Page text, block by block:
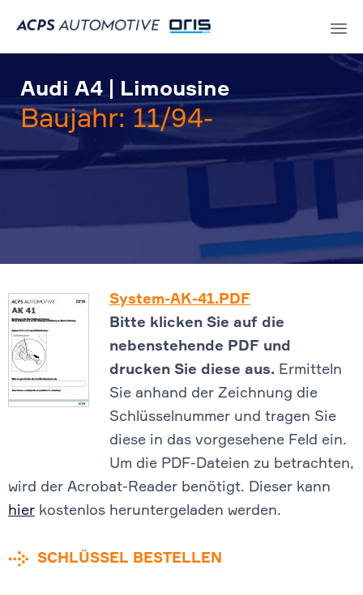
Audi A4 | Limousine
Baujahr: 11/94-
System-AK-41.PDF
Bitte klicken Sie auf die
nebenstehende PDF und
drucken Sie diese aus. Ermitteln
Sie anhand der Zeichnung die
Schlüsselnummer und tragen Sie
diese in das vorgesehene Feld ein.
Um die PDF-Dateien zu betrachten,
wird der Acrobat-Reader benötigt. Dieser kann
hier kostenlos heruntergeladen werden.
SCHLÜSSEL BESTELLEN